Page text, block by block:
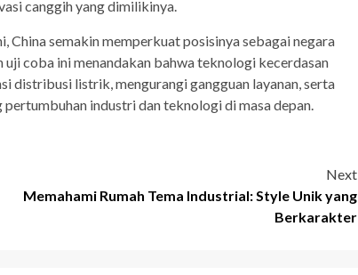
canggih yang dimilikinya.
semakin memperkuat posisinya sebagai negara
coba ini menandakan bahwa teknologi kecerdasan
distribusi listrik, mengurangi gangguan layanan, serta
industri dan teknologi di masa depan.
Next
Memahami Rumah Tema Industrial: Style Unik yang
Berkarakter